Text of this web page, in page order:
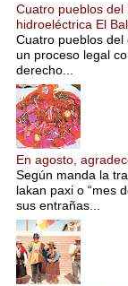
Cuatro pueblos del
hidroeléctrica El
Cuatro pueblos
un proceso legal
derecho...
En agosto,
Según manda la
lakan paxi o “mes
sus entrañas...